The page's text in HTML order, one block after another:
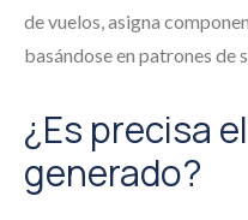
de vuelos, asigna
basándose en patrones de
¿Es precisa
generado?